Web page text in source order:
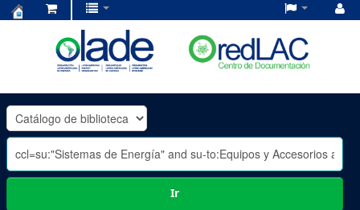
OLADE
-
Ir